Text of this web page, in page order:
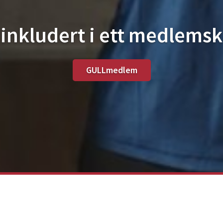
i ett
GULLmedlem